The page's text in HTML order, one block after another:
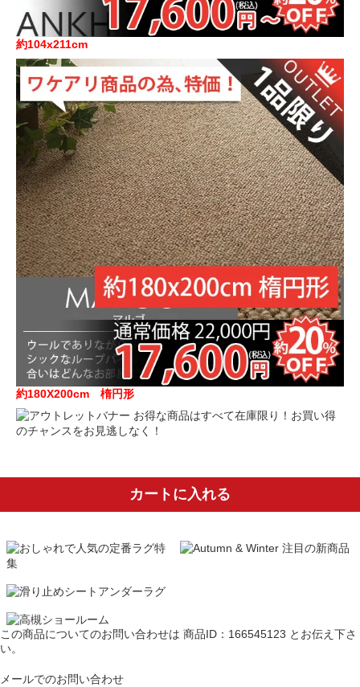
約104x211cm
約180X200cm 楕円形
お得な商品はすべて在庫限り！お買い得
のチャンスをお見逃しなく！
カートに入れる
この商品についてのお問い合わせは 商品ID：166545123 とお伝え下さ
い。
メールでのお問い合わせ